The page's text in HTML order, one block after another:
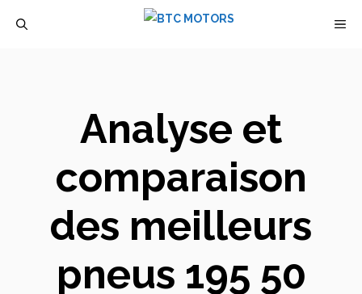
Analyse et
comparaison
des meilleurs
pneus 195 50